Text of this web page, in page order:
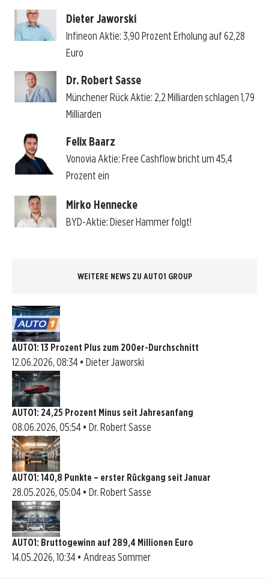
Dieter Jaworski
Infineon Aktie: 3,90 Prozent Erholung auf 62,28
Euro
Dr. Robert Sasse
Münchener Rück Aktie: 2,2 Milliarden schlagen 1,79
Milliarden
Felix Baarz
Vonovia Aktie: Free Cashflow bricht um 45,4
Prozent ein
Mirko Hennecke
BYD-Aktie: Dieser Hammer folgt!
WEITERE NEWS ZU AUTO1 GROUP
AUTO1: 13 Prozent Plus zum 200er-Durchschnitt
12.06.2026, 08:34 • Dieter Jaworski
AUTO1: 24,25 Prozent Minus seit Jahresanfang
08.06.2026, 05:54 • Dr. Robert Sasse
AUTO1: 140,8 Punkte – erster Rückgang seit Januar
28.05.2026, 05:04 • Dr. Robert Sasse
AUTO1: Bruttogewinn auf 289,4 Millionen Euro
14.05.2026, 10:34 • Andreas Sommer